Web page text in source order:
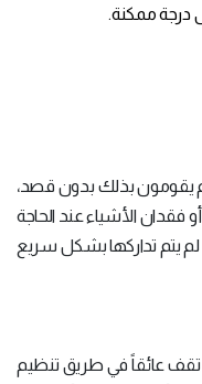
درجة ممكنة.
يقومون بذلك بدون قصد،
فقدان الأشياء عند الحاجة
لم يتم تداركها بشكل سريع
عائقاً في طريق تنظيم